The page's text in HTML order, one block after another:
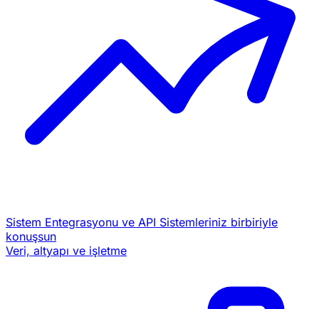
Sistem Entegrasyonu ve API Sistemleriniz birbiriyle
konuşsun
Veri, altyapı ve işletme